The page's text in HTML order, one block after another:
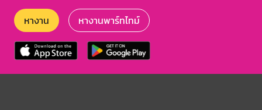
หางาน หางานพาร์ทไทม์